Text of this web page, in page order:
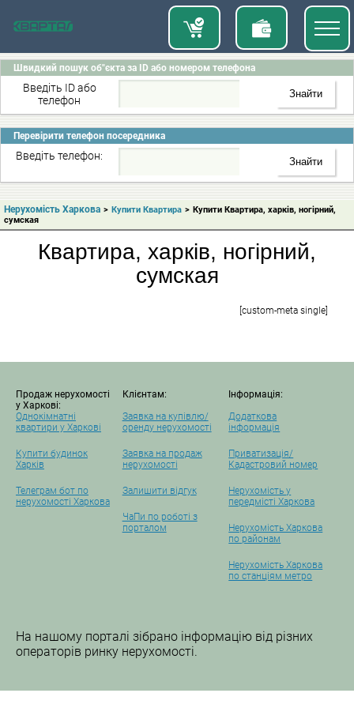
Швидкий пошук об"єкта за ID або номером телефона
Введіть ID або
телефон
Перевірити телефон посередника
Введіть телефон:
Нерухомість Харкова > Купити Квартира > Купити Квартира, харків, ногірний,
сумская
Квартира, харків, ногірний,
сумская
[custom-meta single]
Продаж нерухомості
у Харкові:
Однокімнатні
квартири у Харкові
Купити будинок
Харків
Телеграм бот по
нерухомості Харкова
Клієнтам:
Заявка на купівлю/
оренду нерухомості
Заявка на продаж
нерухомості
Залишити відгук
ЧаПи по роботі з
порталом
Інформація:
Додаткова
інформація
Приватизація/
Кадастровий номер
Нерухомість у
передмісті Харкова
Нерухомість Харкова
по районам
Нерухомість Харкова
по станціям метро
На нашому порталі зібрано інформацію від різних
операторів ринку нерухомості.